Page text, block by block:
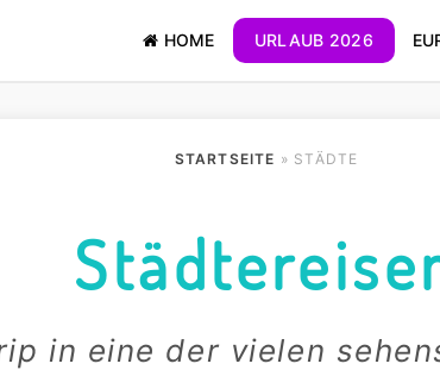
HOME URLAUB 2026
STARTSEITE » STÄDTE
in eine der vielen